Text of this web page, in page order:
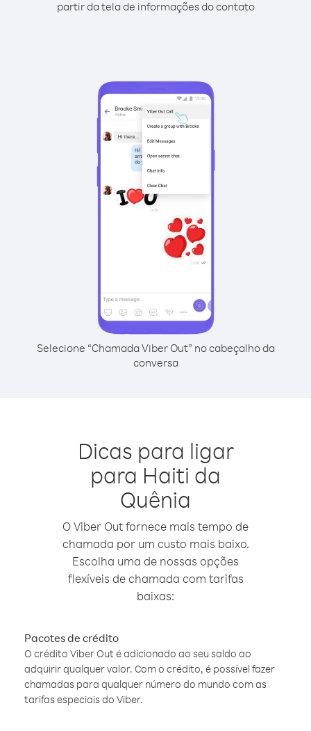
partir da tela de informações do contato
Selecione “Chamada Viber Out” no cabeçalho da
conversa
Dicas para ligar
para Haiti da
Quênia
O Viber Out fornece mais tempo de
chamada por um custo mais baixo.
Escolha uma de nossas opções
flexíveis de chamada com tarifas
baixas:
Pacotes de crédito
O crédito Viber Out é adicionado ao seu saldo ao
adquirir qualquer valor. Com o crédito, é possível fazer
chamadas para qualquer número do mundo com as
tarifas especiais do Viber.